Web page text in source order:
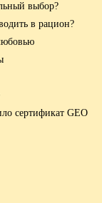
выбор?
в рацион?
сертификат GEO